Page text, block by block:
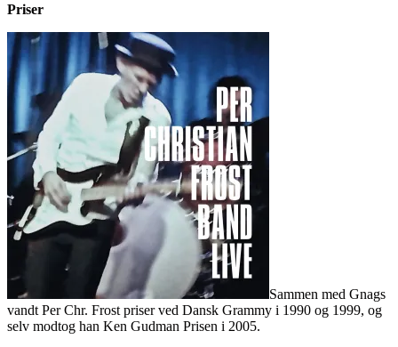
Priser
Sammen med Gnags
vandt Per Chr. Frost priser ved Dansk Grammy i 1990 og 1999, og
selv modtog han Ken Gudman Prisen i 2005.